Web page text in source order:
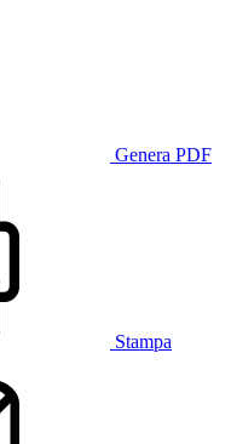
Genera PDF
Stampa